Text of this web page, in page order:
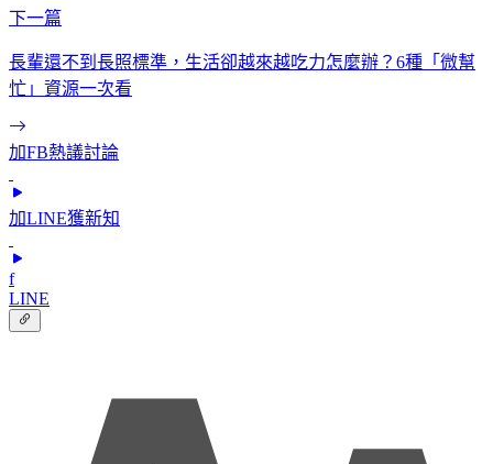
下一篇
長輩還不到長照標準，生活卻越來越吃力怎麼辦？6種「微幫
忙」資源一次看
加FB熱議討論
加LINE獲新知
f
LINE